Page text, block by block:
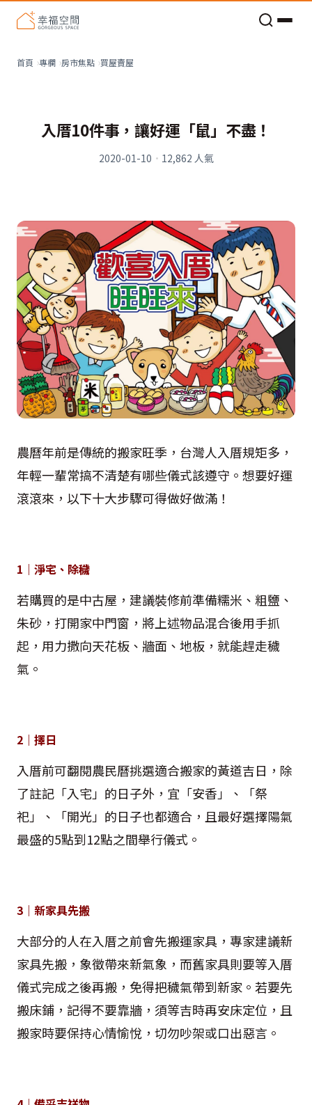
首頁 專欄 房市焦點 買屋賣屋
入厝10件事，讓好運「鼠」不盡！
2020-01-10 · 12,862 人氣
農曆年前是傳統的搬家旺季，台灣人入厝規矩多，
年輕一輩常搞不清楚有哪些儀式該遵守。想要好運
滾滾來，以下十大步驟可得做好做滿！
1｜淨宅、除穢
若購買的是中古屋，建議裝修前準備糯米、粗鹽、
朱砂，打開家中門窗，將上述物品混合後用手抓
起，用力撒向天花板、牆面、地板，就能趕走穢
氣。
2｜擇日
入厝前可翻閱農民曆挑選適合搬家的黃道吉日，除
了註記「入宅」的日子外，宜「安香」、「祭
祀」、「開光」的日子也都適合，且最好選擇陽氣
最盛的5點到12點之間舉行儀式。
3｜新家具先搬
大部分的人在入厝之前會先搬運家具，專家建議新
家具先搬，象徵帶來新氣象，而舊家具則要等入厝
儀式完成之後再搬，免得把穢氣帶到新家。若要先
搬床鋪，記得不要靠牆，須等吉時再安床定位，且
搬家時要保持心情愉悅，切勿吵架或口出惡言。